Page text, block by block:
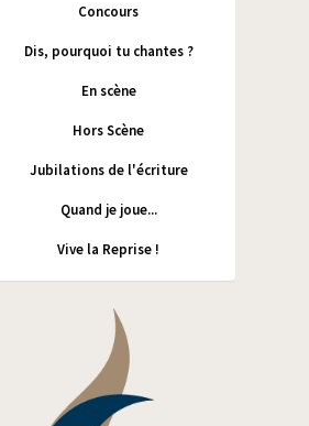
Concours
Dis, pourquoi tu chantes ?
En scène
Hors Scène
Jubilations de l'écriture
Quand je joue...
Vive la Reprise !